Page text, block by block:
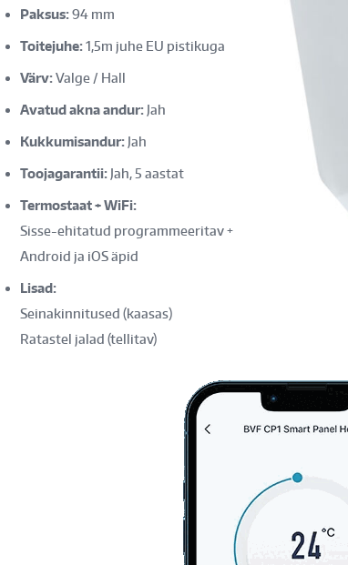
Paksus:94 mm
Toitejuhe:1,5m juhe EU pistikuga
Värv:Valge / Hall
Avatud akna andur: Jah
Kukkumisandur: Jah
Toojagarantii: Jah, 5 aastat
Termostaat + WiFi:
Sisse-ehitatud programmeeritav +
Android ja iOS äpid
Lisad:
Seinakinnitused (kaasas)
Ratastel jalad (tellitav)